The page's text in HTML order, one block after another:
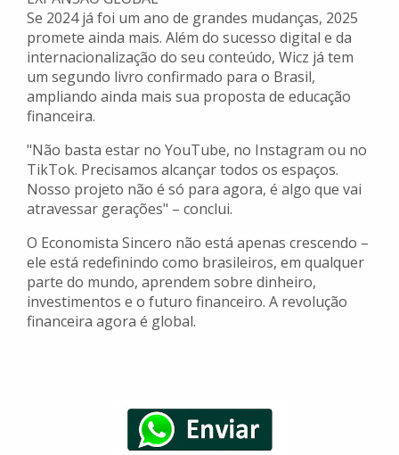
Se 2024 já foi um ano de grandes mudanças, 2025
promete ainda mais. Além do sucesso digital e da
internacionalização do seu conteúdo, Wicz já tem
um segundo livro confirmado para o Brasil,
ampliando ainda mais sua proposta de educação
financeira.
"Não basta estar no YouTube, no Instagram ou no
TikTok. Precisamos alcançar todos os espaços.
Nosso projeto não é só para agora, é algo que vai
atravessar gerações" – conclui.
O Economista Sincero não está apenas crescendo –
ele está redefinindo como brasileiros, em qualquer
parte do mundo, aprendem sobre dinheiro,
investimentos e o futuro financeiro. A revolução
financeira agora é global.